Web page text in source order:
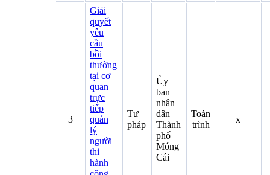
3
Giải
quyết
yêu
cầu
bồi
thường
tại cơ
quan
trực
tiếp
quản
lý
người
thi
hành
Tư
pháp
Ủy
ban
nhân
dân
Thành
phố
Móng
Cái
Toàn
trình
x